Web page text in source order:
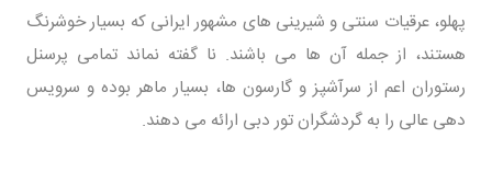
پهلو، عرقیات سنتی و شیرینی های مشهور ایرانی که بسیار خوشرنگ
هستند، از جمله آن ها می باشند. نا گفته نماند تمامی پرسنل
رستوران اعم از سرآشپز و گارسون ها، بسیار ماهر بوده و سرویس
دهی عالی را به گردشگران تور دبی ارائه می دهند.